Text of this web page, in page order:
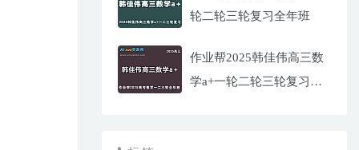
轮二轮三轮复习全年班
作业帮2025韩佳伟高三数
学a+一轮二轮三轮复习全